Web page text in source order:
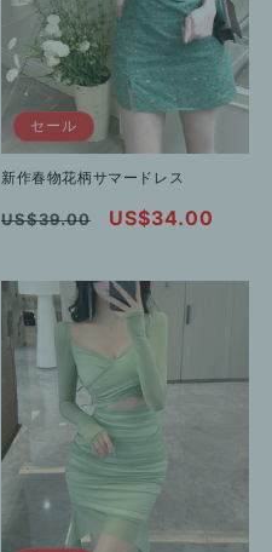
セール
新作春物花柄サマードレス
通
価
格
US$39.00
セ
ル
価
格
US$34.00